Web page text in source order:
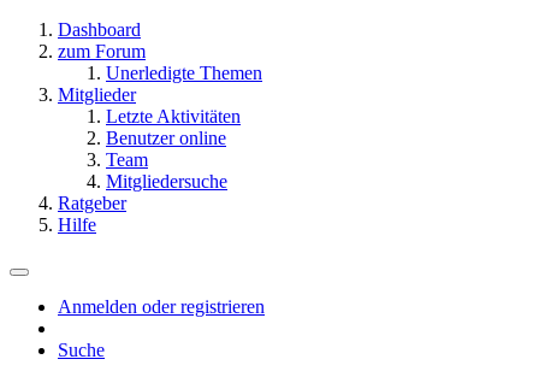
Dashboard
zum Forum
Unerledigte Themen
Mitglieder
Letzte Aktivitäten
Benutzer online
Team
Mitgliedersuche
Ratgeber
Hilfe
Anmelden oder registrieren
Suche